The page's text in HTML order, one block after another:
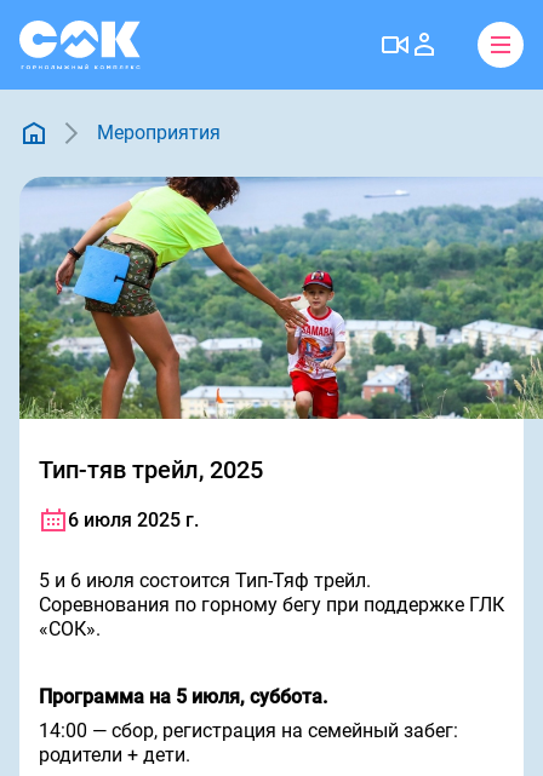
Мероприятия
Тип-тяв трейл, 2025
6 июля 2025 г.
5 и 6 июля состоится Тип-Тяф трейл.
Соревнования по горному бегу при поддержке ГЛК
«СОК».
Программа на 5 июля, суббота.
14:00 — сбор, регистрация на семейный забег:
родители + дети.